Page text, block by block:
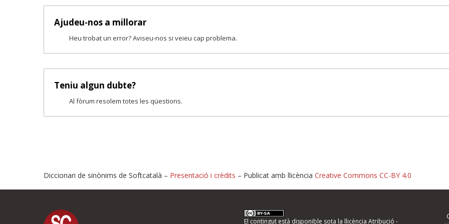
Ajudeu-nos a millorar
Heu trobat un error? Aviseu-nos si veieu cap problema.
Teniu algun dubte?
Al fòrum resolem totes les qüestions.
Proposeu-nos millores o informeu d'errors
Diccionari de sinònims de Softcatalà – Presentació i crèdits – Publicat amb llicència Creative Commons CC-BY 4.0
El contingut està disponible sota la llicència Atribució -